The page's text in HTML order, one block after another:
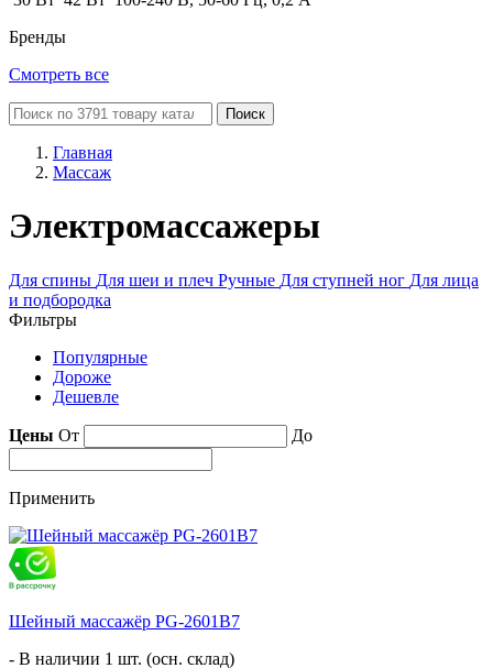
Бренды
Смотреть все
Поиск
Главная
Массаж
Электромассажеры
Для спины Для шеи и плеч Ручные Для ступней ног Для лица
и подбородка
Фильтры
Популярные
Дороже
Дешевле
Цены От До
Применить
Шейный массажёр PG-2601B7
- В наличии 1 шт. (осн. склад)